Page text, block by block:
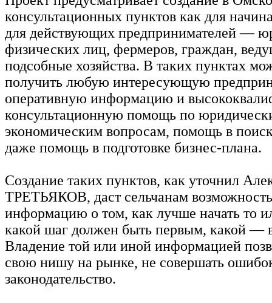
консультационных пунктов как для
для действующих предпринимателей —
физических лиц, фермеров, граждан,
подсобные хозяйства. В таких пунктах
получить любую интересующую
оперативную информацию и
консультационную помощь по
экономическим вопросам, помощь в
даже помощь в подготовке бизнес-плана.
Создание таких пунктов, как уточнил
ТРЕТЬЯКОВ, даст сельчанам
информацию о том, как лучше начать то
какой шаг должен быть первым, какой —
Владение той или иной информацией
свою нишу на рынке, не совершать
законодательство.